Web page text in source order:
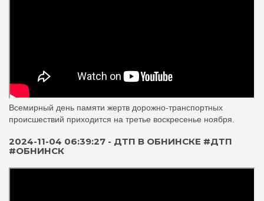
Всемирный день памяти жертв дорожно-транспортных
происшествий приходится на третье воскресенье ноября.
2024-11-04 06:39:27 - ДТП В ОБНИНСКЕ #ДТП
#ОБНИНСК